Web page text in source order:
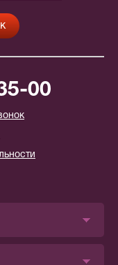
00